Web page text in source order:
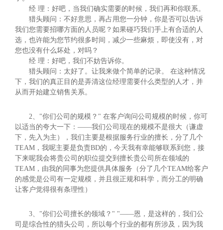
经 理：好吧，当我们确实需要的时候，我们再和你联系。
猎头顾问：不好意思，再占用您一分钟，你是否可以告诉
我们您需要招哪方面的人员呢？如果碰巧我们手上有合适的人
选，也许能为您节约很多时间，减少一些麻烦，即使没有，对
您也没有什么坏处，对吗？
经 理：好吧，我们不妨告诉你。
猎头顾问：太好了。让我来做个简单的记录。 在这种情况
下，我们的真正目的是弄清这位经理需要什么类型的人才，并
从而开始建立销售关系。
2、"你们公司的规模？" 在客户询问公司规模的时候，你可
以适当的夸大一下：——我们公司现在的规模不是很大（谦虚
下，先入为主），我们主要是根据服务行业的擅长，分了几个
TEAM，我呢主要是负责BD的，今天我有幸能够联系到您，接
下来呢我会将贵公司的职位提交到擅长贵公司所在领域的
TEAM，由我的同事为您提供具体服务（分了几个TEAM给客户
的感觉是公司有一定规模，并且很正规和科学，而分工的明确
让客户觉得很有条理性）
3、"你们公司擅长的领域？" "——恩，是这样的，我们公
司是综合性的猎头公司，所以每个行业的都有所涉及，因为我